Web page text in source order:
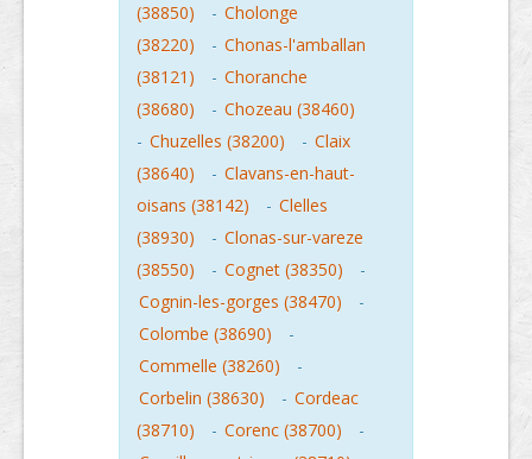
(38850)
- Cholonge
(38220)
- Chonas-l'amballan
(38121)
- Choranche
(38680)
- Chozeau (38460)
- Chuzelles (38200) - Claix
(38640)
- Clavans-en-haut-
oisans (38142)
- Clelles
(38930)
- Clonas-sur-vareze
(38550)
- Cognet (38350)
-
Cognin-les-gorges (38470)
-
Colombe (38690)
-
Commelle (38260)
-
Corbelin (38630)
- Cordeac
(38710)
- Corenc (38700)
-